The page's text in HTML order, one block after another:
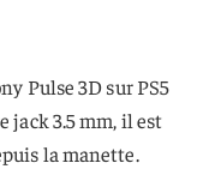
Pulse 3D sur PS5
jack 3.5 mm, il est
la manette.